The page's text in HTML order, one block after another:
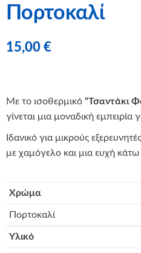
Πορτοκαλί
15,00 €
Με το ισοθερμικό “Τσαντάκι
γίνεται μια μοναδική εμπειρία
Ιδανικό για μικρούς
με χαμόγελο και μια ευχή
Χρώμα
Πορτοκαλί
Υλικό